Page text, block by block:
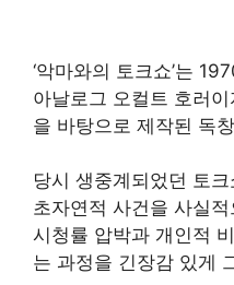
‘악마와의 토크쇼’는
아날로그 오컬트 호러
을 바탕으로 제작된 독
당시 생중계되었던 토크
초자연적 사건을 사실
시청률 압박과 개인적
는 과정을 긴장감 있게